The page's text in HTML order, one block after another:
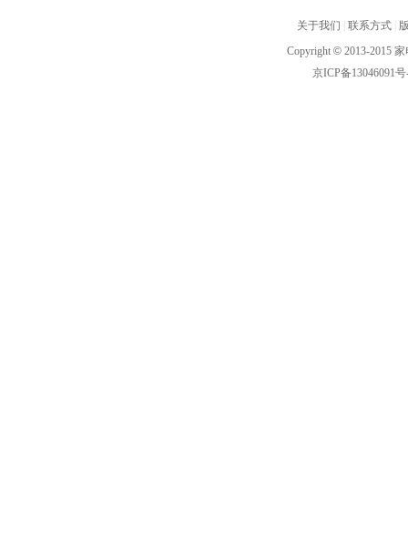
关于我们 联系方式
Copyright © 2013-2015
京ICP备13046091号